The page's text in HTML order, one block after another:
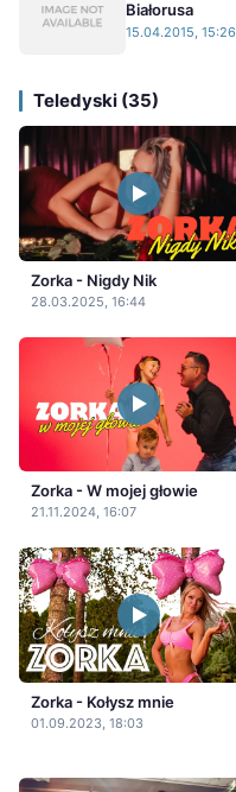
Białorusa
15.04.2015, 15:26
Teledyski (35)
Zorka - Nigdy Nik
28.03.2025, 16:44
Zorka - W mojej głowie
21.11.2024, 16:07
Zorka - Kołysz mnie
01.09.2023, 18:03